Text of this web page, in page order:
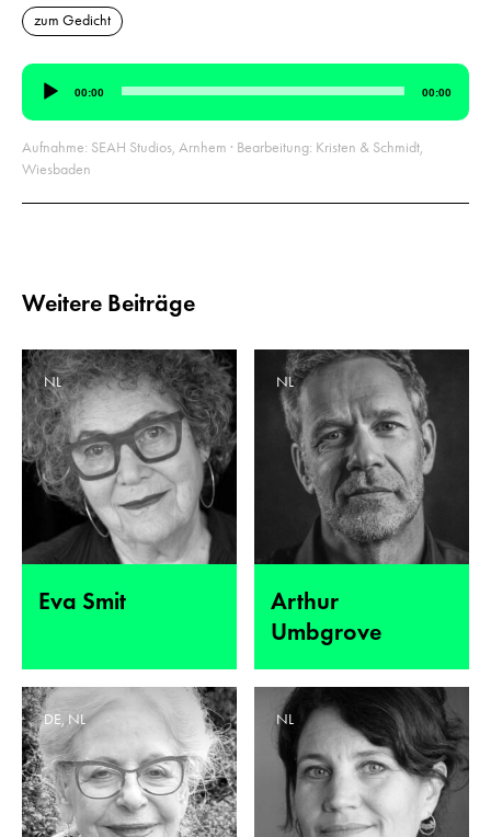
zum Gedicht
Audio-
Player
00:00 00:00
Aufnahme: SEAH Studios, Arnhem · Bearbeitung: Kristen & Schmidt,
Wiesbaden
Weitere Beiträge
Eva Smit
NL
Arthur
Umbgrove
NL
DE, NL NL